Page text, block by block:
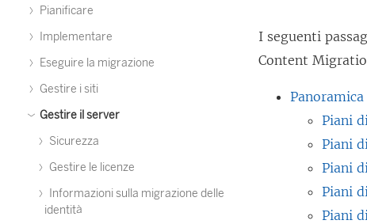
Pianificare
Implementare
Eseguire la migrazione
Gestire i siti
Gestire il server
Sicurezza
Gestire le licenze
Informazioni sulla migrazione delle
identità
I seguenti
Content
Piani
Piani
Piani
Piani
Piani